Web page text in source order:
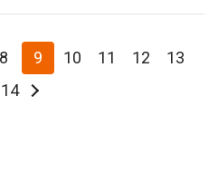
8 9 10 11 12
13
14